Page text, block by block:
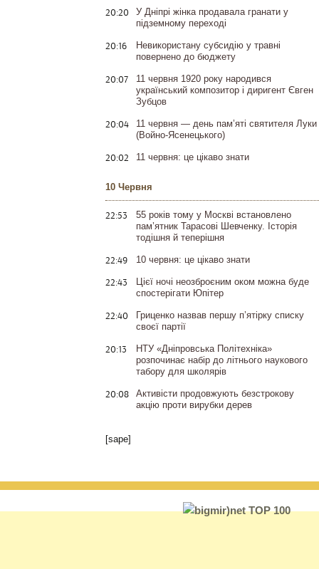
20:20
У Дніпрі жінка продавала гранати у
підземному переході
20:16
Невикористану субсидію у травні
повернено до бюджету
20:07
11 червня 1920 року народився
український композитор і диригент Євген
Зубцов
20:04
11 червня — день пам’яті святителя Луки
(Войно-Ясенецького)
20:02 11 червня: це цікаво знати
10 Червня
22:53
55 років тому у Москві встановлено
пам’ятник Тарасові Шевченку. Історія
тодішня й теперішня
22:49 10 червня: це цікаво знати
22:43
Цієї ночі неозброєним оком можна буде
спостерігати Юпітер
22:40
Гриценко назвав першу п’ятірку списку
своєї партії
20:13
НТУ «Дніпровська Політехніка»
розпочинає набір до літнього наукового
табору для школярів
20:08
Активісти продовжують безстрокову
акцію проти вирубки дерев
[sape]